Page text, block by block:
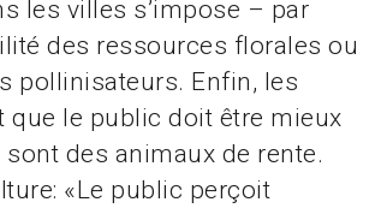
les villes s’impose – par
des ressources florales ou
pollinisateurs. Enfin, les
que le public doit être mieux
des animaux de rente.
«Le public perçoit